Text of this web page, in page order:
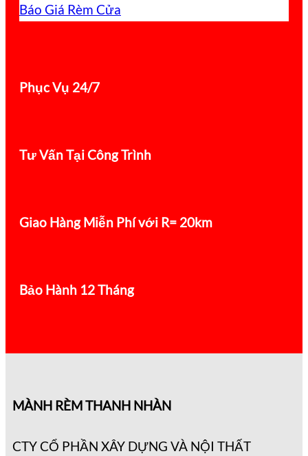
Báo Giá Rèm Cửa
Phục Vụ 24/7
Tư Vấn Tại Công Trình
Giao Hàng Miễn Phí với R= 20km
Bảo Hành 12 Tháng
MÀNH RÈM THANH NHÀN
CTY CỔ PHẦN XÂY DỰNG VÀ NỘI THẤT